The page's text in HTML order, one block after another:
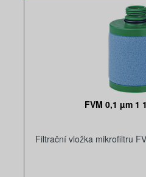
FVM 0,1 µm 1
Filtrační vložka mikrofiltru